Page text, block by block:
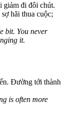
giảm đi đôi chút.
hãi thua cuộc;
bit. You never
it.
Đường tới thành
is often more